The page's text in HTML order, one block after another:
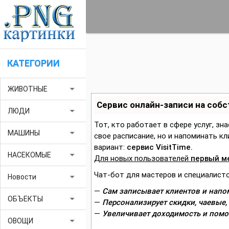
КАТЕГОРИИ
ЖИВОТНЫЕ arrow_drop_down
ЛЮДИ arrow_drop_down
МАШИНЫ arrow_drop_down
НАСЕКОМЫЕ arrow_drop_down
Новости arrow_drop_down
ОБЪЕКТЫ arrow_drop_down
ОВОЩИ arrow_drop_down
Сервис онлайн-записи на
Тот, кто работает в сфере услуг,
свое расписание, но и напоминать
вариант: сервис VisitTime.
Для новых пользователей первый
Чат-бот для мастеров и
— Сам записывает клиентов и
— Персонализирует скидки,
— Увеличивает доходимость и